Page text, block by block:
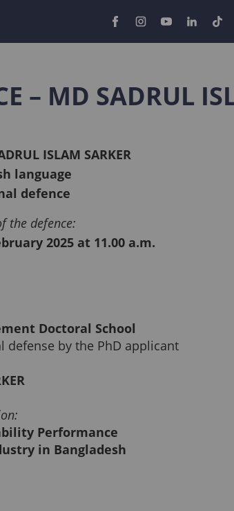
– MD SADRUL
ISLAM SARKER
language
defence
the defence:
2025 at 11.00 a.m.
Doctoral School
defense by the PhD applicant
Performance
in Bangladesh